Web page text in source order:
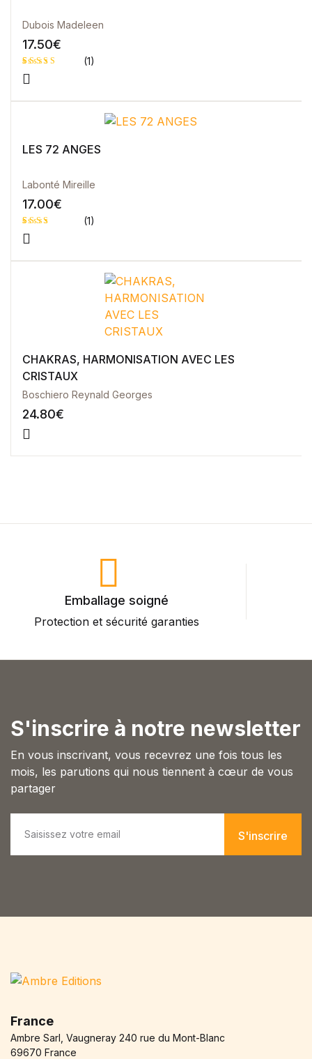
Dubois Madeleen
17.50€
Noté
sur
1
(1)
LES 72 ANGES
Labonté Mireille
17.00€
Noté
sur 5
1
(1)
CHAKRAS, HARMONISATION AVEC LES
CRISTAUX
Boschiero Reynald Georges
24.80€
Emballage soigné
Protection et sécurité garanties
S'inscrire à notre newsletter
En vous inscrivant, vous recevrez une fois tous les
mois, les parutions qui nous tiennent à cœur de vous
partager
i
S'inscrire
France
Ambre Sarl, Vaugneray 240 rue du Mont-Blanc
69670 France